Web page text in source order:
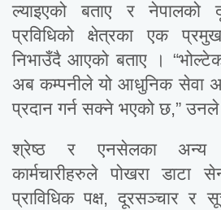
ल्याइएको बताए र नेपालको
प्रविधिको क्षेत्रका एक प्रमुख
निभाउँदै आएको बताए ।
अब कम्पनीले यो आधुनिक सेवा
प्रदान गर्न सक्ने भएको छ,”
श्रेष्ठ र एनसेलका अन्य
कार्मचारीहरुले पोखरा डाटा
प्राविधिक पक्ष, दूरसञ्चार र